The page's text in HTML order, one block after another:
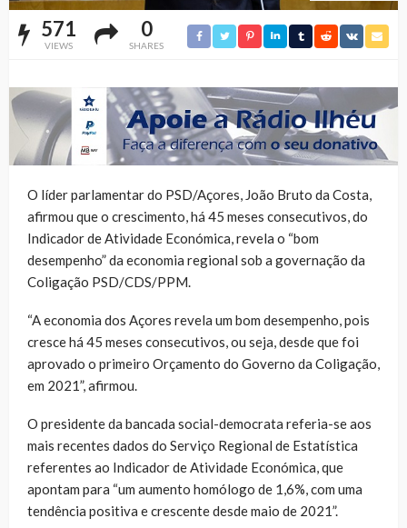
571
VIEWS
0
SHARES
O líder parlamentar do PSD/Açores, João Bruto da Costa,
afirmou que o crescimento, há 45 meses consecutivos, do
Indicador de Atividade Económica, revela o “bom
desempenho” da economia regional sob a governação da
Coligação PSD/CDS/PPM.
“A economia dos Açores revela um bom desempenho, pois
cresce há 45 meses consecutivos, ou seja, desde que foi
aprovado o primeiro Orçamento do Governo da Coligação,
em 2021”, afirmou.
O presidente da bancada social-democrata referia-se aos
mais recentes dados do Serviço Regional de Estatística
referentes ao Indicador de Atividade Económica, que
apontam para “um aumento homólogo de 1,6%, com uma
tendência positiva e crescente desde maio de 2021”.